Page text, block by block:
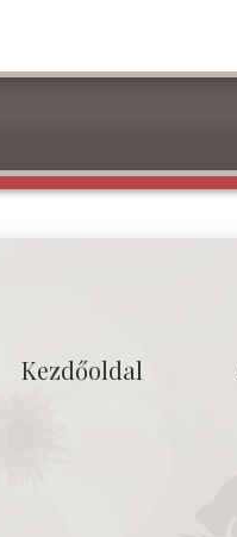
Kezdőoldal